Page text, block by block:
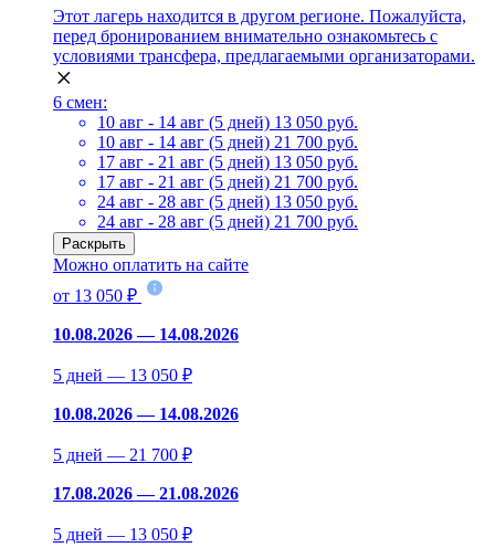
Этот лагерь находится в другом регионе. Пожалуйста,
перед бронированием внимательно ознакомьтесь с
условиями трансфера, предлагаемыми организаторами.
6 смен:
10 авг - 14 авг (5 дней) 13 050 руб.
10 авг - 14 авг (5 дней) 21 700 руб.
17 авг - 21 авг (5 дней) 13 050 руб.
17 авг - 21 авг (5 дней) 21 700 руб.
24 авг - 28 авг (5 дней) 13 050 руб.
24 авг - 28 авг (5 дней) 21 700 руб.
Раскрыть
Можно оплатить на сайте
от 13 050 ₽
10.08.2026 — 14.08.2026
5 дней — 13 050 ₽
10.08.2026 — 14.08.2026
5 дней — 21 700 ₽
17.08.2026 — 21.08.2026
5 дней — 13 050 ₽